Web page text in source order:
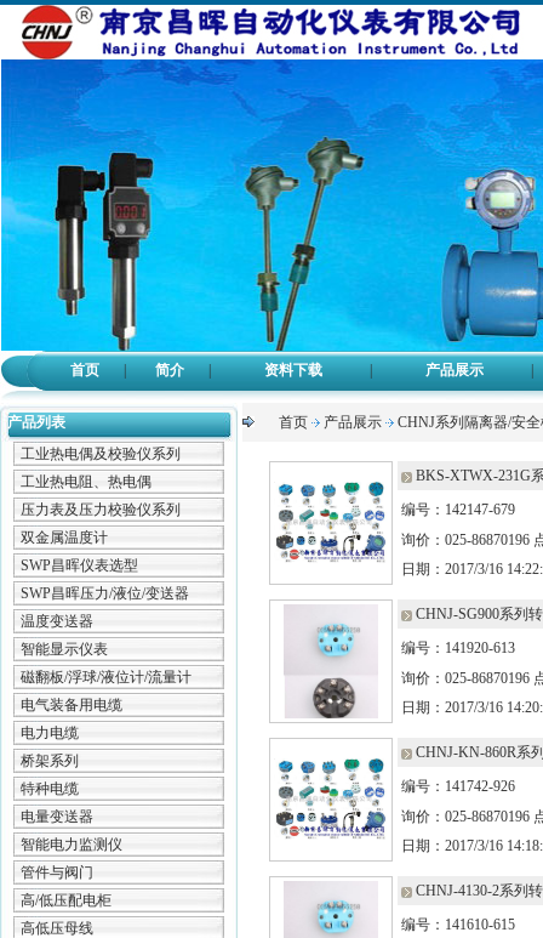
首页 简介 资料下载 产品展示
产品列表
工业热电偶及校验仪系列
工业热电阻、热电偶
压力表及压力校验仪系列
双金属温度计
SWP昌晖仪表选型
SWP昌晖压力/液位/变送器
温度变送器
智能显示仪表
磁翻板/浮球/液位计/流量计
电气装备用电缆
电力电缆
桥架系列
特种电缆
电量变送器
智能电力监测仪
管件与阀门
高/低压配电柜
高低压母线
首页 产品展示 CHNJ系列隔离器/安
BKS-XTWX-231G
编号：142147-679
询价：025-86870196
日期：2017/3/16
CHNJ-SG900系列
编号：141920-613
询价：025-86870196
日期：2017/3/16
CHNJ-KN-860R系
编号：141742-926
询价：025-86870196
日期：2017/3/16
CHNJ-4130-2系列
编号：141610-615